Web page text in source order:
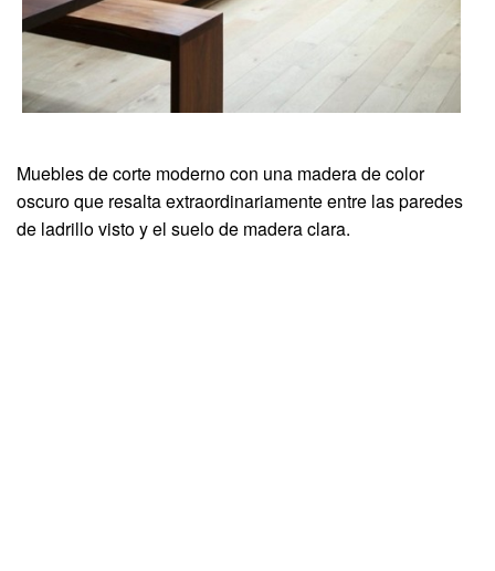
Muebles de corte moderno con una madera de color
oscuro que resalta extraordinariamente entre las paredes
de ladrillo visto y el suelo de madera clara.